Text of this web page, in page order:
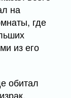
на
где
из его
обитал